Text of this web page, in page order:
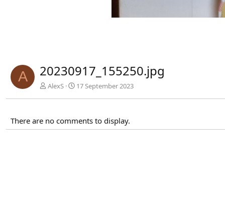
A 20230917_155250.jpg
AlexS 17 September 2023
There are no comments to display.